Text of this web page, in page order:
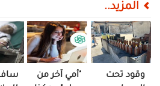
المزيد..
وقود تحت
"أمي آخر من